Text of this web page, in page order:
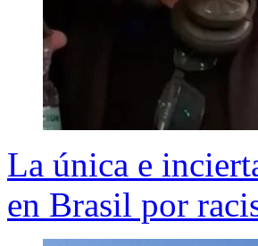
La única e
en Brasil por